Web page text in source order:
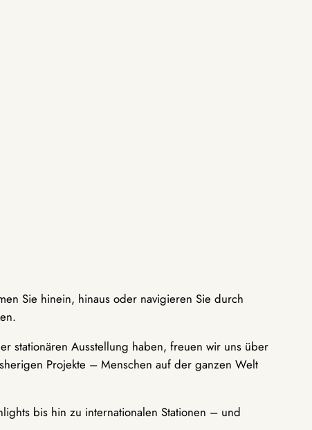
Sie hinein, hinaus oder navigieren Sie durch
stationären Ausstellung haben, freuen wir uns über
Projekte – Menschen auf der ganzen Welt
bis hin zu internationalen Stationen – und